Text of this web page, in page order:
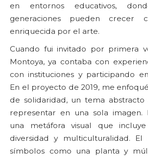
en entornos educativos,
generaciones pueden crecer
enriquecida por el arte.
Cuando fui invitado por primera
Montoya, ya contaba con
con instituciones y participando
En el proyecto de 2019, me
de solidaridad, un tema abstracto
representar en una sola imagen.
una metáfora visual que
diversidad y multiculturalidad. El
símbolos como una planta y